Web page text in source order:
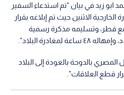
ابو زيد في بيان "تم استدعاء السفير
الاثنين حيث تم إبلاغه بقرار
قطر، وتسليمه مذكرة رسمية
لمغادرة البلاد".
المصري بالدوحة بالعودة إلى البلاد